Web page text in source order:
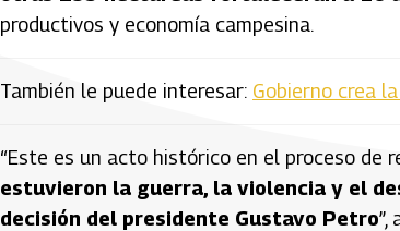
productivos y economía campesina.
También le puede interesar: Gobierno crea
“Este es un acto histórico en el proceso de
estuvieron la guerra, la violencia y el
decisión del presidente Gustavo Petro”,